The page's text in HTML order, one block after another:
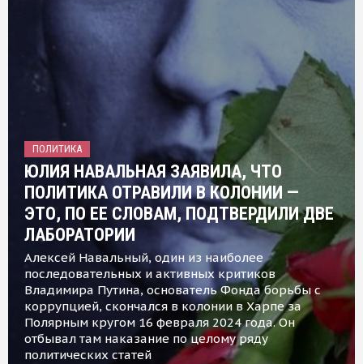
ПОЛИТИКА
ЮЛИЯ НАВАЛЬНАЯ ЗАЯВИЛА, ЧТО
ПОЛИТИКА ОТРАВИЛИ В КОЛОНИИ —
ЭТО, ПО ЕЕ СЛОВАМ, ПОДТВЕРДИЛИ ДВЕ
ЛАБОРАТОРИИ
Алексей Навальный, один из наиболее
последовательных и активных критиков
Владимира Путина, основатель Фонда борьбы с
коррупцией, скончался в колонии в Харпе за
Полярным кругом 16 февраля 2024 года. Он
отбывал там наказание по целому ряду
политических статей